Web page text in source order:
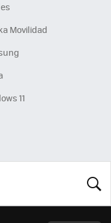
Movilidad
11